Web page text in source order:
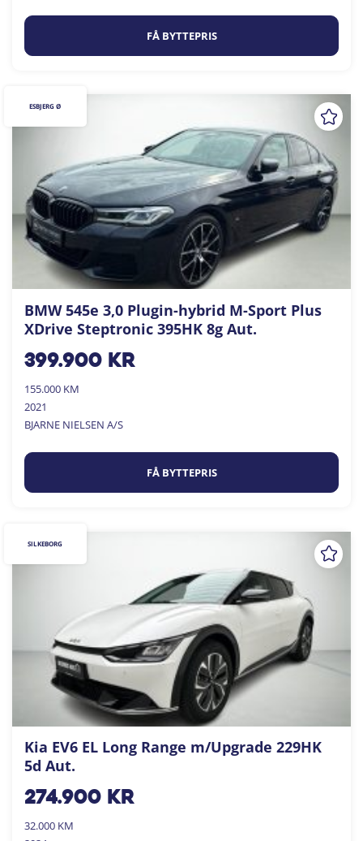
FÅ BYTTEPRIS
BMW 545e 3,0 Plugin-hybrid M-Sport Plus
XDrive Steptronic 395HK 8g Aut.
399.900kr
155.000 KM
2021
BJARNE NIELSEN A/S
FÅ BYTTEPRIS
ESBJERG Ø
Kia EV6 EL Long Range m/Upgrade 229HK
5d Aut.
274.900kr
32.000 KM
SILKEBORG